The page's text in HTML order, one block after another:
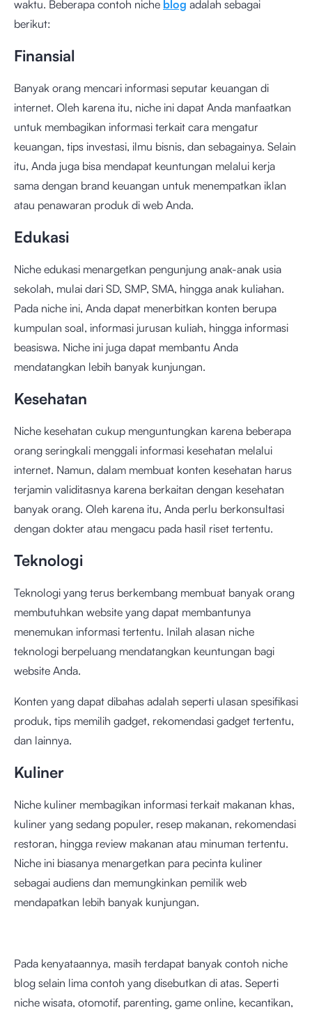
waktu. Beberapa contoh niche blog adalah sebagai
berikut:
Finansial
Banyak orang mencari informasi seputar keuangan di
internet. Oleh karena itu, niche ini dapat Anda manfaatkan
untuk membagikan informasi terkait cara mengatur
keuangan, tips investasi, ilmu bisnis, dan sebagainya. Selain
itu, Anda juga bisa mendapat keuntungan melalui kerja
sama dengan brand keuangan untuk menempatkan iklan
atau penawaran produk di web Anda.
Edukasi
Niche edukasi menargetkan pengunjung anak-anak usia
sekolah, mulai dari SD, SMP, SMA, hingga anak kuliahan.
Pada niche ini, Anda dapat menerbitkan konten berupa
kumpulan soal, informasi jurusan kuliah, hingga informasi
beasiswa. Niche ini juga dapat membantu Anda
mendatangkan lebih banyak kunjungan.
Kesehatan
Niche kesehatan cukup menguntungkan karena beberapa
orang seringkali menggali informasi kesehatan melalui
internet. Namun, dalam membuat konten kesehatan harus
terjamin validitasnya karena berkaitan dengan kesehatan
banyak orang. Oleh karena itu, Anda perlu berkonsultasi
dengan dokter atau mengacu pada hasil riset tertentu.
Teknologi
Teknologi yang terus berkembang membuat banyak orang
membutuhkan website yang dapat membantunya
menemukan informasi tertentu. Inilah alasan niche
teknologi berpeluang mendatangkan keuntungan bagi
website Anda.
Konten yang dapat dibahas adalah seperti ulasan spesifikasi
produk, tips memilih gadget, rekomendasi gadget tertentu,
dan lainnya.
Kuliner
Niche kuliner membagikan informasi terkait makanan khas,
kuliner yang sedang populer, resep makanan, rekomendasi
restoran, hingga review makanan atau minuman tertentu.
Niche ini biasanya menargetkan para pecinta kuliner
sebagai audiens dan memungkinkan pemilik web
mendapatkan lebih banyak kunjungan.
Pada kenyataannya, masih terdapat banyak contoh niche
blog selain lima contoh yang disebutkan di atas. Seperti
niche wisata, otomotif, parenting, game online, kecantikan,